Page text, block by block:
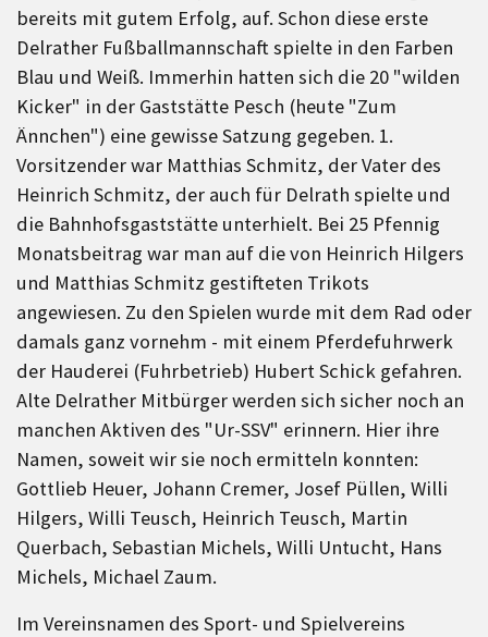
bereits mit gutem Erfolg, auf. Schon diese erste
Delrather Fußballmannschaft spielte in den Farben
Blau und Weiß. Immerhin hatten sich die 20 "wilden
Kicker" in der Gaststätte Pesch (heute "Zum
Ännchen") eine gewisse Satzung gegeben. 1.
Vorsitzender war Matthias Schmitz, der Vater des
Heinrich Schmitz, der auch für Delrath spielte und
die Bahnhofsgaststätte unterhielt. Bei 25 Pfennig
Monatsbeitrag war man auf die von Heinrich Hilgers
und Matthias Schmitz gestifteten Trikots
angewiesen. Zu den Spielen wurde mit dem Rad oder
damals ganz vornehm - mit einem Pferdefuhrwerk
der Hauderei (Fuhrbetrieb) Hubert Schick gefahren.
Alte Delrather Mitbürger werden sich sicher noch an
manchen Aktiven des "Ur-SSV" erinnern. Hier ihre
Namen, soweit wir sie noch ermitteln konnten:
Gottlieb Heuer, Johann Cremer, Josef Püllen, Willi
Hilgers, Willi Teusch, Heinrich Teusch, Martin
Querbach, Sebastian Michels, Willi Untucht, Hans
Michels, Michael Zaum.
Im Vereinsnamen des Sport- und Spielvereins